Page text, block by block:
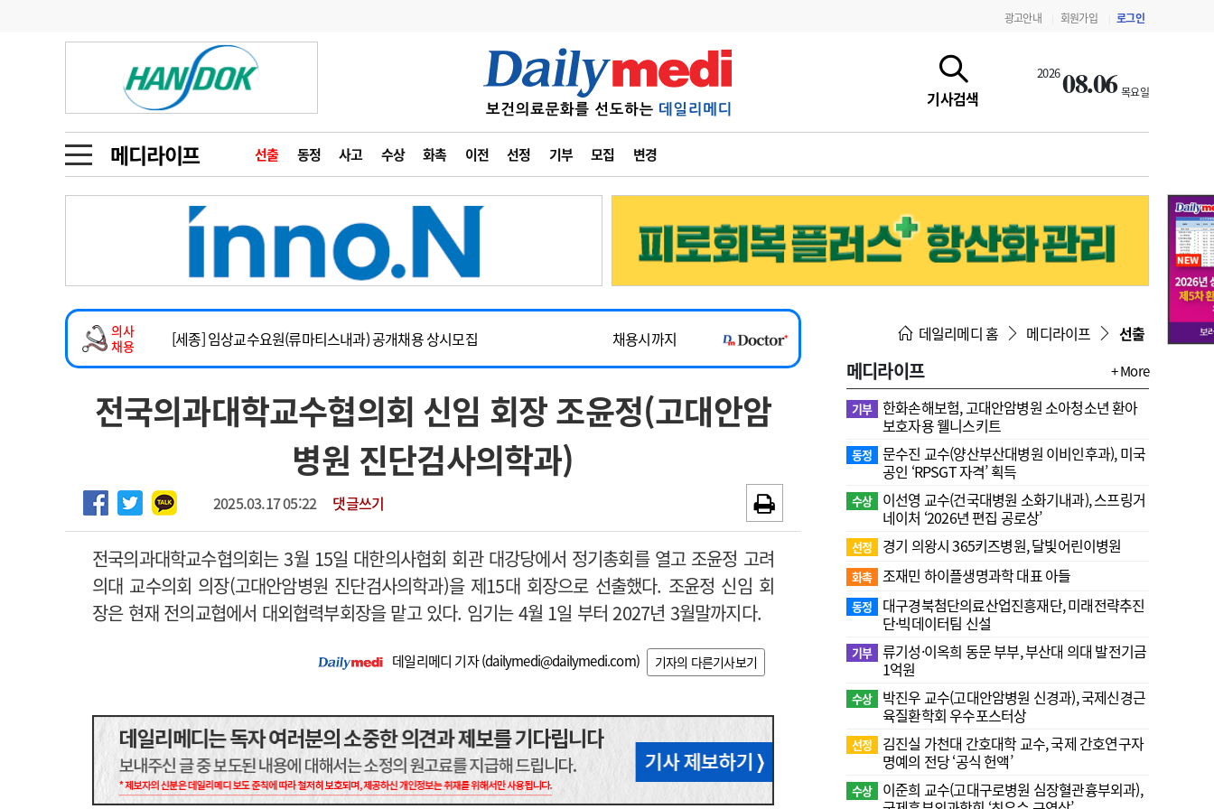
광고안내 회원가입 로그인
기사검색
202608.06 목요일
메디라이프 선출 동정 사고 수상 화촉 이전 선정 기부 모집 변경
금주의 검색어
1
의사인력 수급 추계
3
AI의료
4
전공의 모집 결과
6
관리급여 실시
수련환경 개선
의과대학 입시
인사 사고
오피니언 수첩
인물 피플
동영상뉴스
포토뉴스
메디 Hospital 지역병원 중소병원
인포메이션 행정처분 판례 정책/통계 공시 지침·기준·평가 약제급여 심사 결과
고객센터 회사소개 법적고지 광고안내
의사
채용
임상전담교원 및 전임의 초빙
~2026-08-31
[해운대] 2026년 하반기 인턴 모집
채용시까지
[세종] 임상교수요원(류마티스내과) 공개채용 상시모집
채용시까지
정형외과 일반의 초빙
~2026-08-15
임상전담교원 및 전임의 초빙
~2026-08-31
[해운대] 2026년 하반기 인턴 모집
전국의과대학교수협의회 신임 회장 조윤정(고대안암
병원 진단검사의학과)
2025.03.17 05:22 댓글쓰기
전국의과대학교수협의회는 3월 15일 대한의사협회 회관 대강당에서 정기총회를 열고 조윤정 고려
의대 교수의회 의장(고대안암병원 진단검사의학과)을 제15대 회장으로 선출했다. 조윤정 신임 회
장은 현재 전의교협에서 대외협력부회장을 맡고 있다. 임기는 4월 1일 부터 2027년 3월말까지다.
데일리메디 기자 (dailymedi@dailymedi.com) 기자의 다른기사보기
데일리메디 홈 메디라이프 선출
메디라이프 + More
기부 한화손해보험, 고대안암병원 소아청소년 환아
보호자용 웰니스키트
동정
문수진 교수( 양산부산대병원 이비인후과), 미국
공인 ‘RPSGT 자격’ 획득
수상
이선영 교수(건국대병원 소화기내과), 스프링거
네이처 ‘2026년 편집 공로상’
선정 경기 의왕시 365키즈병원, 달빛어린이병원
화촉 조재민 하이플생명과학 대표 아들
동정
대구경북첨단의료산업진흥재단, 미래전략추진
단·빅데이터팀 신설
기부 류기성·이옥희 동문 부부, 부산대 의대 발전기금
1억원
수상
박진우 교수(고대안암병원 신경과), 국제신경근
육질환학회 우수포스터상
선정
김진실 가천대 간호대학 교수, 국제 간호연구자
명예의 전당 ‘공식 헌액’
수상
이준희 교수(고대구로병원 심장혈관흉부외과),